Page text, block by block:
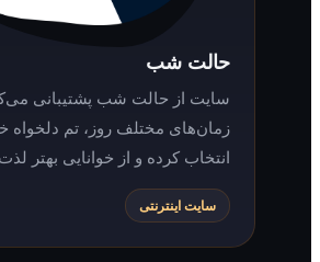
حالت شب
سایت از حالت شب پشتیبانی می‌کند؛ در
زمان‌های مختلف روز، تم دلخواه خود را
انتخاب کرده و از خوانایی بهتر لذت ببرید.
سایت اینترنتی